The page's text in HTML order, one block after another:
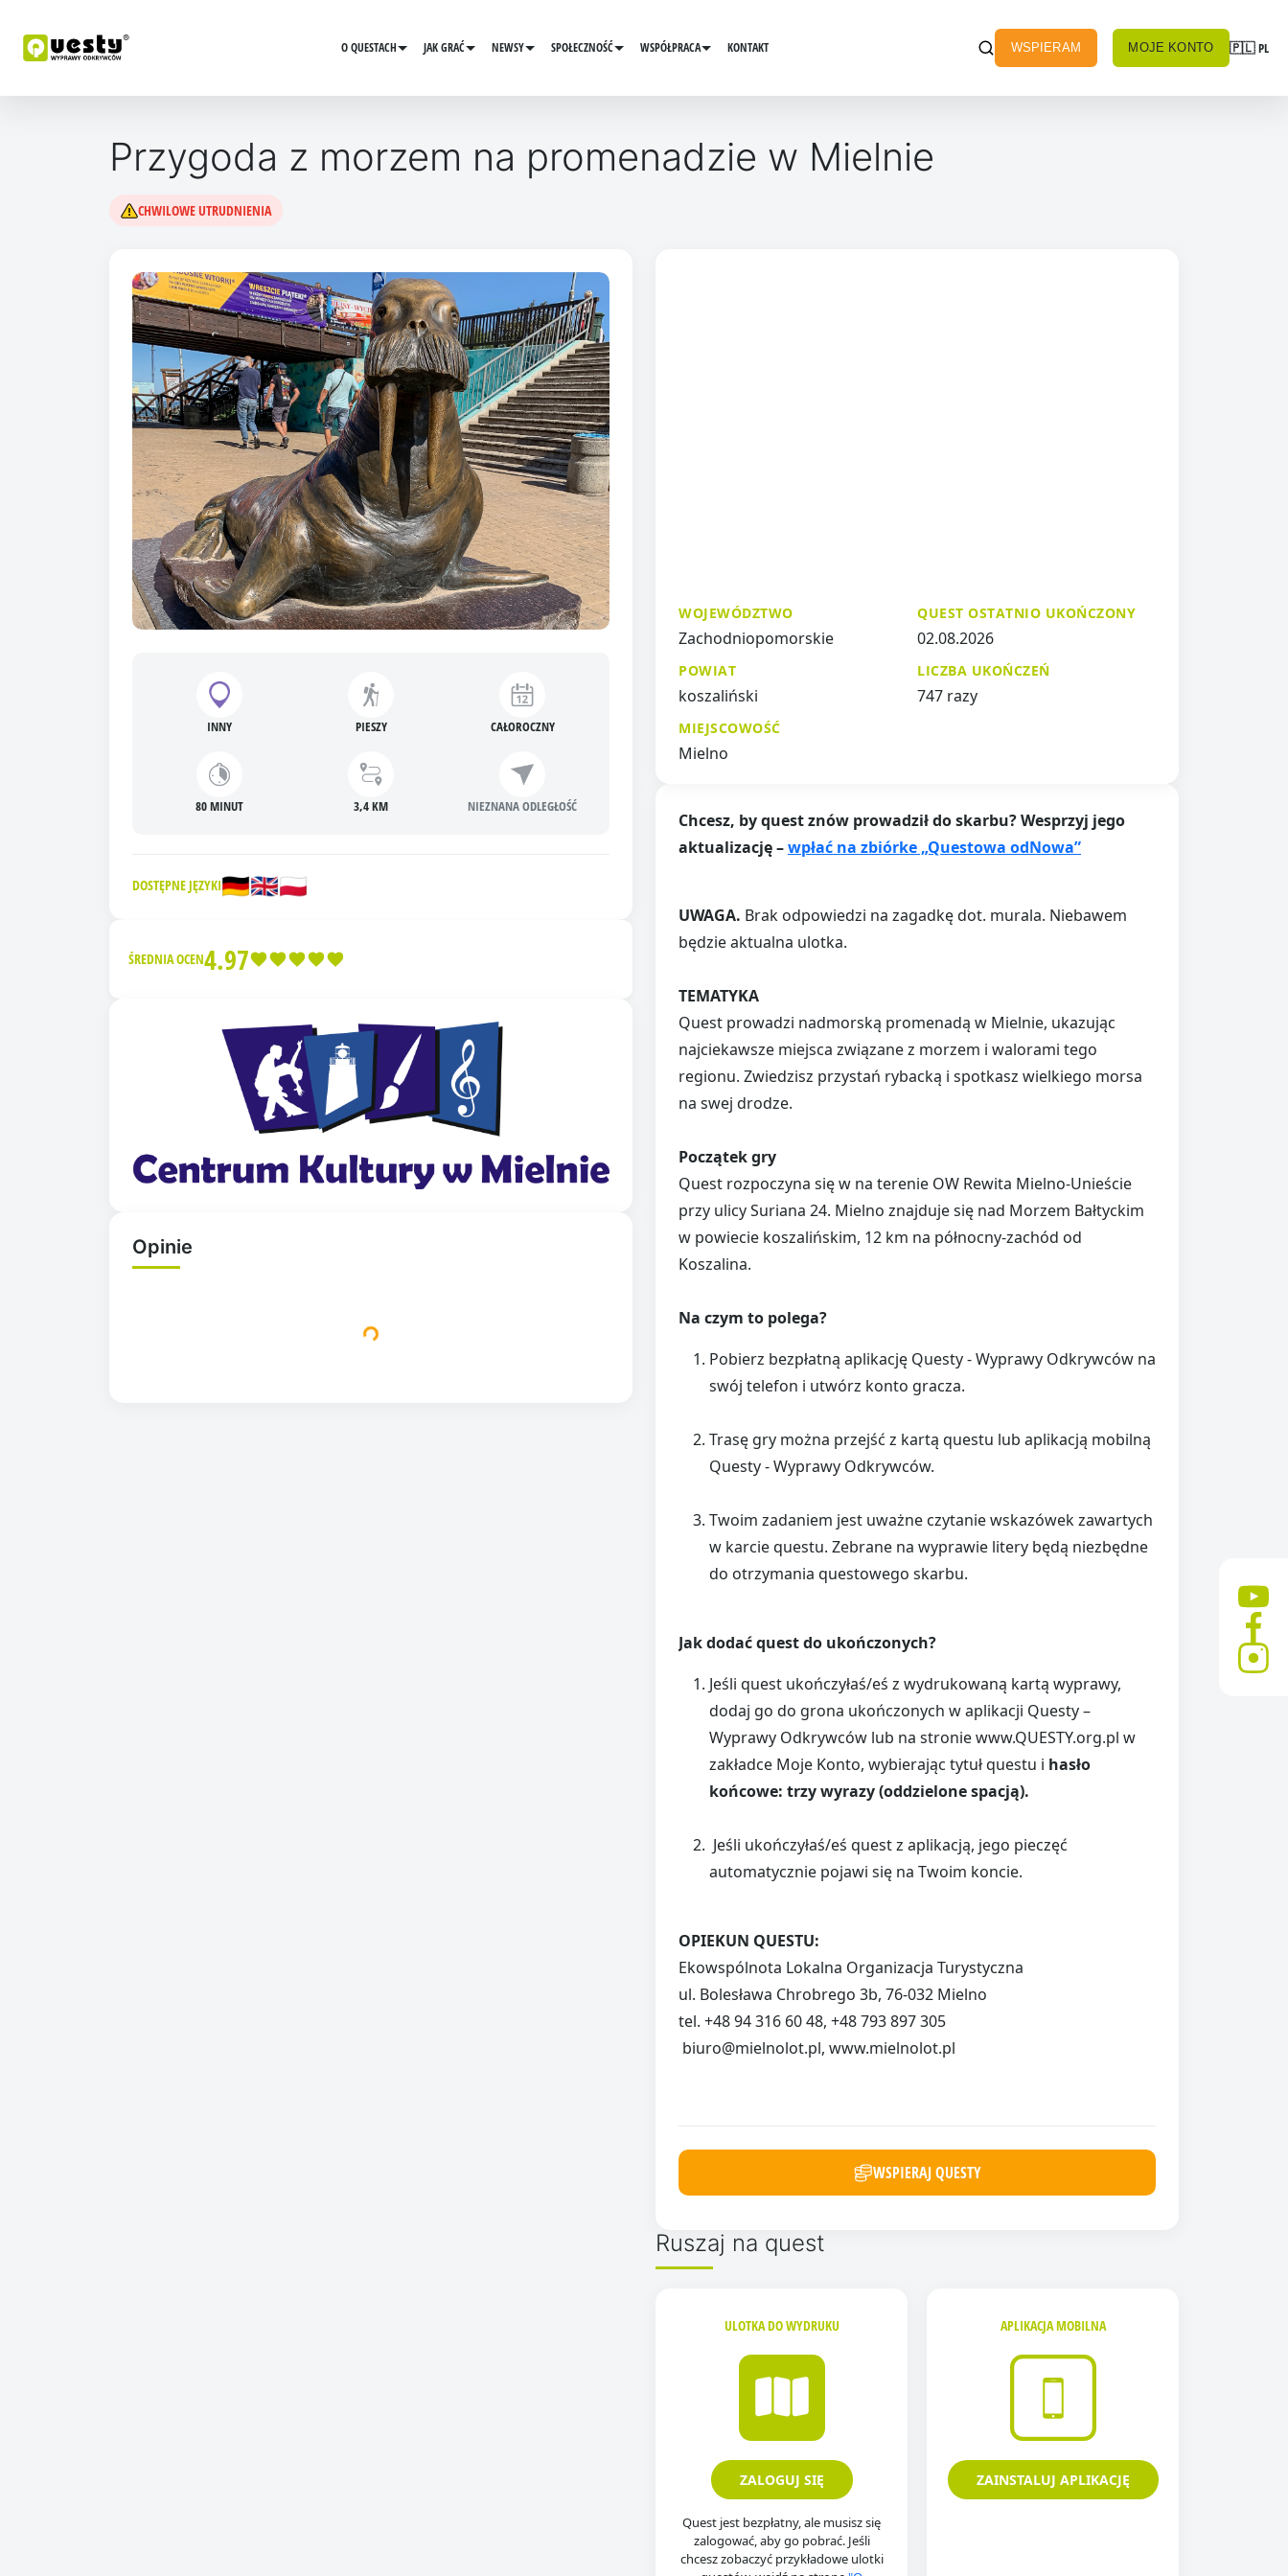
O QUESTACH JAK GRAĆ NEWSY SPOŁECZNOŚĆ WSPÓŁPRACA KONTAKT WSPIERAM MOJE KONTO 🇵🇱 PL
Przygoda z morzem na promenadzie w Mielnie
CHWILOWE UTRUDNIENIA
INNY PIESZY CAŁOROCZNY
80 MINUT 3,4 KM NIEZNANA ODLEGŁOŚĆ
DOSTĘPNE JĘZYKI🇩🇪🇬🇧🇵🇱
ŚREDNIA OCEN4.97
Opinie
WOJEWÓDZTWO
Zachodniopomorskie
POWIAT
koszaliński
MIEJSCOWOŚĆ
Mielno
QUEST OSTATNIO UKOŃCZONY
02.08.2026
LICZBA UKOŃCZEŃ
747 razy
Chcesz, by quest znów prowadził do skarbu? Wesprzyj jego
aktualizację –wpłać na zbiórke „Questowa odNowa”​
UWAGA. Brak odpowiedzi na zagadkę dot. murala. Niebawem
będzie aktualna ulotka.
TEMATYKA
Quest prowadzi nadmorską promenadą w Mielnie, ukazując
najciekawsze miejsca związane z morzem i walorami tego
regionu. Zwiedzisz przystań rybacką i spotkasz wielkiego morsa
na swej drodze.
Początek gry
Quest rozpoczyna się w na terenie OW Rewita Mielno-Unieście
przy ulicy Suriana 24. Mielno znajduje się nad Morzem Bałtyckim
w powiecie koszalińskim, 12 km na północny-zachód od
Koszalina.
Na czym to polega?
Pobierz bezpłatną aplikację Questy - Wyprawy Odkrywców na
swój telefon i utwórz konto gracza.
Trasę gry można przejść z kartą questu lub aplikacją mobilną
Questy - Wyprawy Odkrywców.
Twoim zadaniem jest uważne czytanie wskazówek zawartych
w karcie questu. Zebrane na wyprawie litery będą niezbędne
do otrzymania questowego skarbu.
Jak dodać quest do ukończonych?
Jeśli quest ukończyłaś/eś z wydrukowaną kartą wyprawy,
dodaj go do grona ukończonych w aplikacji Questy –
Wyprawy Odkrywców lub na stronie www.QUESTY.org.pl w
zakładce Moje Konto, wybierając tytuł questu i hasło
końcowe: trzy wyrazy (oddzielone spacją).
Jeśli ukończyłaś/eś quest z aplikacją, jego pieczęć
automatycznie pojawi się na Twoim koncie.
OPIEKUN QUESTU:
Ekowspólnota Lokalna Organizacja Turystyczna
ul. Bolesława Chrobrego 3b, 76-032 Mielno
tel. +48 94 316 60 48, +48 793 897 305
biuro@mielnolot.pl, www.mielnolot.pl
WSPIERAJ QUESTY
Ruszaj na quest
ULOTKA DO WYDRUKU
ZALOGUJ SIĘ
Quest jest bezpłatny, ale musisz się
zalogować, aby go pobrać. Jeśli
chcesz zobaczyć przykładowe ulotki
APLIKACJA MOBILNA
ZAINSTALUJ APLIKACJĘ